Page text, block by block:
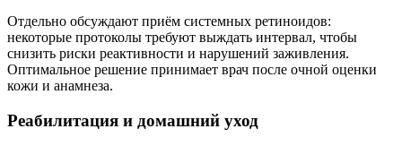
Отдельно обсуждают приём системных ретиноидов:
некоторые протоколы требуют выждать интервал, чтобы
снизить риски реактивности и нарушений заживления.
Оптимальное решение принимает врач после очной оценки
кожи и анамнеза.
Реабилитация и домашний уход